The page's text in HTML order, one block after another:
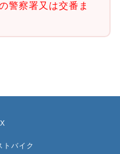
警察署又は交番ま
トバイク